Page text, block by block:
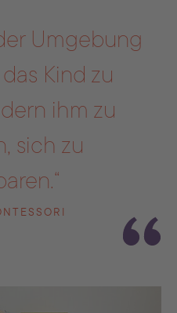
Umgebung
Kind zu
ihm zu
sich zu